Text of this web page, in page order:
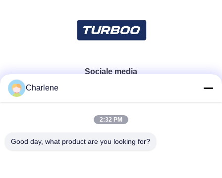
Sociale media
Snel contact
Charlene
2:32 PM
Good day, what product are you looking for?